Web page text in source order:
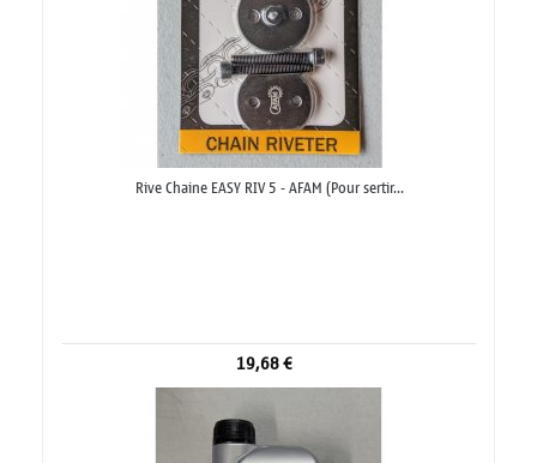
Rive Chaine EASY RIV 5 - AFAM (Pour sertir...
19,68 €